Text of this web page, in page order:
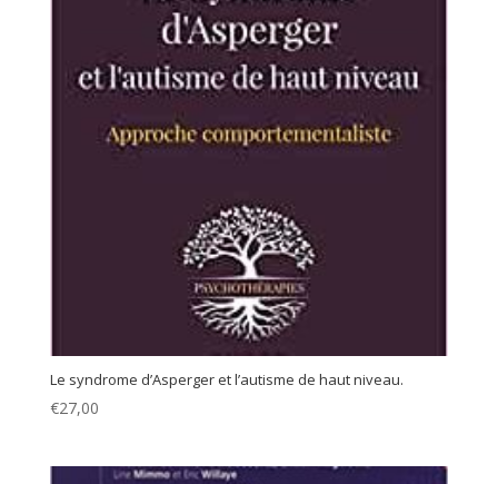
Le syndrome d’Asperger et l’autisme de haut niveau.
€27,00